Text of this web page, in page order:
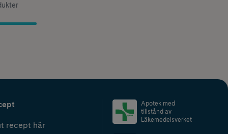
recept här
Apotek med
tillstånd av
Läkemedelsverket